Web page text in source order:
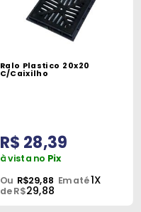
Ralo Plastico 20x20
C/Caixilho
R$ 28,39
à vista no Pix
Ou R$29,88 Em até1X
de R$29,88